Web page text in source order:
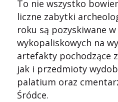
To nie wszystko
liczne zabytki
roku są pozyskiwane
wykopaliskowych na
artefakty pochodzące
jak i przedmioty
palatium oraz
Śródce.